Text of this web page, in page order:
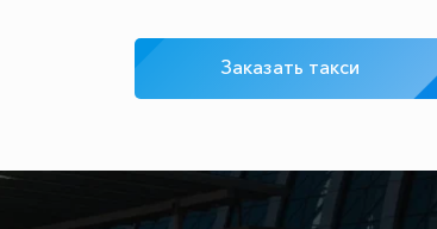
1500 ₽
Заказать такси